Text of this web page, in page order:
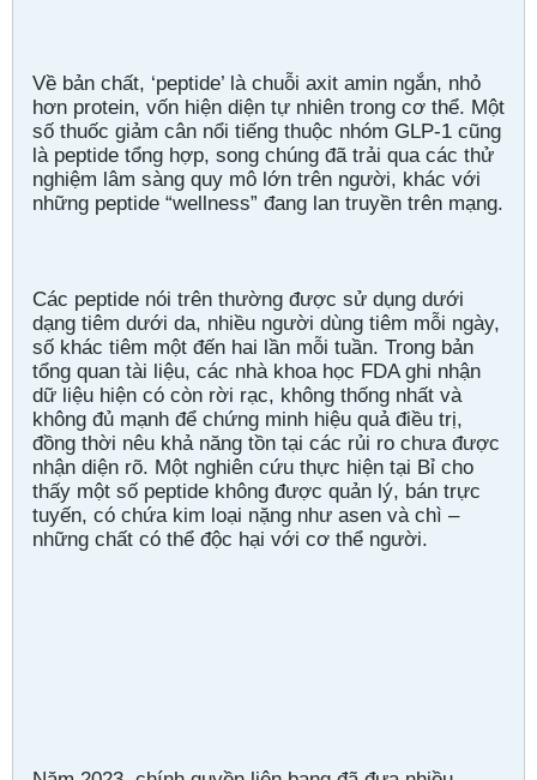
Về bản chất, ‘peptide’ là chuỗi axit amin ngắn, nhỏ
hơn protein, vốn hiện diện tự nhiên trong cơ thể. Một
số thuốc giảm cân nổi tiếng thuộc nhóm GLP‑1 cũng
là peptide tổng hợp, song chúng đã trải qua các thử
nghiệm lâm sàng quy mô lớn trên người, khác với
những peptide “wellness” đang lan truyền trên mạng.
Các peptide nói trên thường được sử dụng dưới
dạng tiêm dưới da, nhiều người dùng tiêm mỗi ngày,
số khác tiêm một đến hai lần mỗi tuần. Trong bản
tổng quan tài liệu, các nhà khoa học FDA ghi nhận
dữ liệu hiện có còn rời rạc, không thống nhất và
không đủ mạnh để chứng minh hiệu quả điều trị,
đồng thời nêu khả năng tồn tại các rủi ro chưa được
nhận diện rõ. Một nghiên cứu thực hiện tại Bỉ cho
thấy một số peptide không được quản lý, bán trực
tuyến, có chứa kim loại nặng như asen và chì –
những chất có thể độc hại với cơ thể người.